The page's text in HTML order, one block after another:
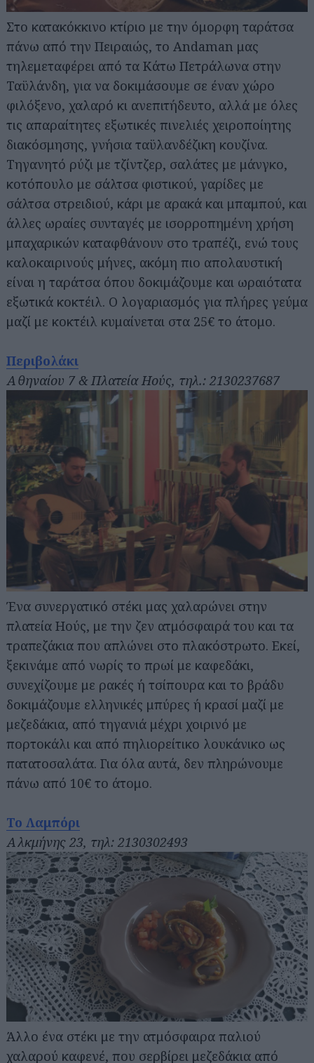
Στο κατακόκκινο κτίριο με την όμορφη ταράτσα
πάνω από την Πειραιώς, το Andaman μας
τηλεμεταφέρει από τα Κάτω Πετράλωνα στην
Ταϋλάνδη, για να δοκιμάσουμε σε έναν χώρο
φιλόξενο, χαλαρό κι ανεπιτήδευτο, αλλά με όλες
τις απαραίτητες εξωτικές πινελιές χειροποίητης
διακόσμησης, γνήσια ταϋλανδέζικη κουζίνα.
Τηγανητό ρύζι με τζίντζερ, σαλάτες με μάνγκο,
κοτόπουλο με σάλτσα φιστικού, γαρίδες με
σάλτσα στρειδιού, κάρι με αρακά και μπαμπού, και
άλλες ωραίες συνταγές με ισορροπημένη χρήση
μπαχαρικών καταφθάνουν στο τραπέζι, ενώ τους
καλοκαιρινούς μήνες, ακόμη πιο απολαυστική
είναι η ταράτσα όπου δοκιμάζουμε και ωραιότατα
εξωτικά κοκτέιλ. Ο λογαριασμός για πλήρες γεύμα
μαζί με κοκτέιλ κυμαίνεται στα 25€ το άτομο.
Περιβολάκι
Αθηναίου 7 & Πλατεία Ηούς, τηλ.: 2130237687
Ένα συνεργατικό στέκι μας χαλαρώνει στην
πλατεία Ηούς, με την ζεν ατμόσφαιρά του και τα
τραπεζάκια που απλώνει στο πλακόστρωτο. Εκεί,
ξεκινάμε από νωρίς το πρωί με καφεδάκι,
συνεχίζουμε με ρακές ή τσίπουρα και το βράδυ
δοκιμάζουμε ελληνικές μπύρες ή κρασί μαζί με
μεζεδάκια, από τηγανιά μέχρι χοιρινό με
πορτοκάλι και από πηλιορείτικο λουκάνικο ως
πατατοσαλάτα. Για όλα αυτά, δεν πληρώνουμε
πάνω από 10€ το άτομο.
Το Λαμπόρι
Αλκμήνης 23, τηλ: 2130302493
Άλλο ένα στέκι με την ατμόσφαιρα παλιού
χαλαρού καφενέ, που σερβίρει μεζεδάκια από